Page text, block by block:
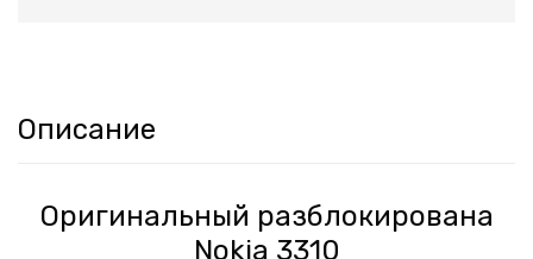
Описание
Оригинальный разблокирована
Nokia 3310